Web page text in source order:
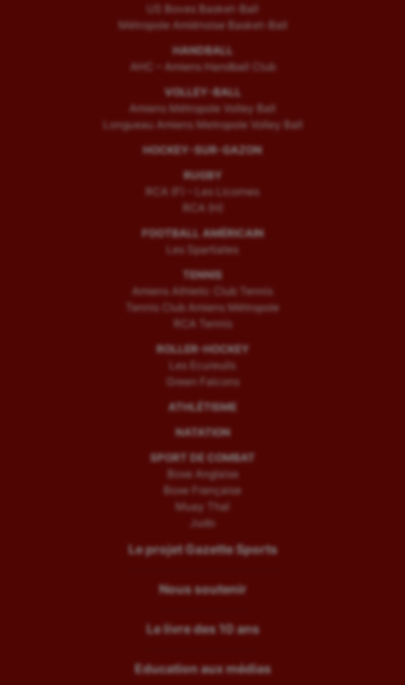
US Boves Basket-Ball
Métropole Amiénoise Basket-Ball
HANDBALL
AHC – Amiens Handball Club
VOLLEY-BALL
Amiens Métropole Volley Ball
Longueau Amiens Metropole Volley Ball
HOCKEY-SUR-GAZON
RUGBY
RCA (F) – Les Licornes
RCA (H)
FOOTBALL AMÉRICAIN
Les Spartiates
TENNIS
Amiens Athletic Club Tennis
Tennis Club Amiens Métropole
RCA Tennis
ROLLER-HOCKEY
Les Ecureuils
Green Falcons
ATHLÉTISME
NATATION
SPORT DE COMBAT
Boxe Anglaise
Boxe Française
Muay Thaï
Judo
Le projet Gazette Sports
Nous soutenir
Le livre des 10 ans
Education aux médias